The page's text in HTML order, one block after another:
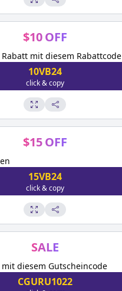
$10 OFF
Rabatt mit diesem Rabattcode
10VB24
click & copy
$15 OFF
15VB24
click & copy
SALE
diesem Gutscheincode
CGURU1022